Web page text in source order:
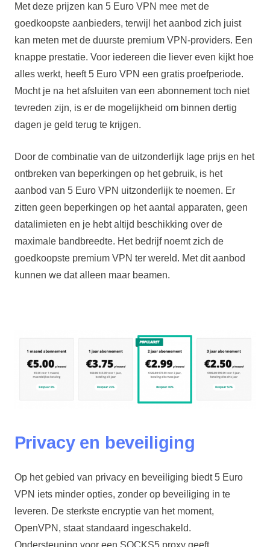
Met deze prijzen kan 5 Euro VPN mee met de
goedkoopste aanbieders, terwijl het aanbod zich juist
kan meten met de duurste premium VPN-providers. Een
knappe prestatie. Voor iedereen die liever even kijkt hoe
alles werkt, heeft 5 Euro VPN een gratis proefperiode.
Mocht je na het afsluiten van een abonnement toch niet
tevreden zijn, is er de mogelijkheid om binnen dertig
dagen je geld terug te krijgen.
Door de combinatie van de uitzonderlijk lage prijs en het
ontbreken van beperkingen op het gebruik, is het
aanbod van 5 Euro VPN uitzonderlijk te noemen. Er
zitten geen beperkingen op het aantal apparaten, geen
datalimieten en je hebt altijd beschikking over de
maximale bandbreedte. Het bedrijf noemt zich de
goedkoopste premium VPN ter wereld. Met dit aanbod
kunnen we dat alleen maar beamen.
Privacy en beveiliging
Op het gebied van privacy en beveiliging biedt 5 Euro
VPN iets minder opties, zonder op beveiliging in te
leveren. De sterkste encryptie van het moment,
OpenVPN, staat standaard ingeschakeld.
Ondersteuning voor een SOCKS5 proxy geeft